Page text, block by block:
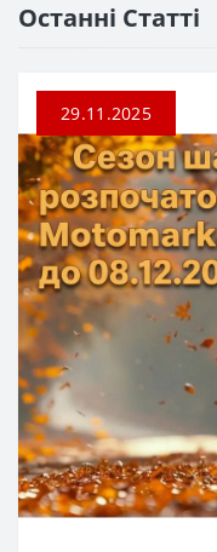
Останні Статті
29.11.2025